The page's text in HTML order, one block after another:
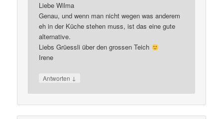
Liebe Wilma
Genau, und wenn man nicht wegen was anderem
eh in der Küche stehen muss, ist das eine gute
alternative.
Liebs Grüessli über den grossen Teich
Irene
Antworten ↓